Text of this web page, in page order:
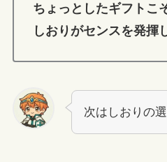
ちょっとしたギフトこ
しおりがセンスを発揮
次はしおりの